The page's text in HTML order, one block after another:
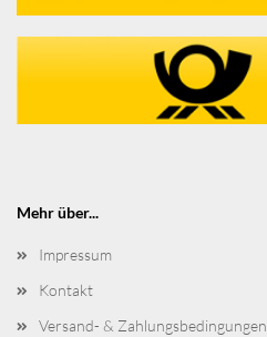
Mehr über...
Impressum
Kontakt
Versand- & Zahlungsbedingungen